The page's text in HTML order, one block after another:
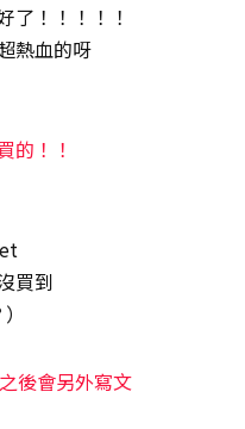
了！！！！！
熱血的呀
的！！
買到
後會另外寫文